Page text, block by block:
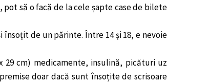
să o facă de la cele șapte case de bilete
de un părinte. Între 14 și 18, e nevoie
29 cm) medicamente, insulină, picături uz
doar dacă sunt însoțite de scrisoare